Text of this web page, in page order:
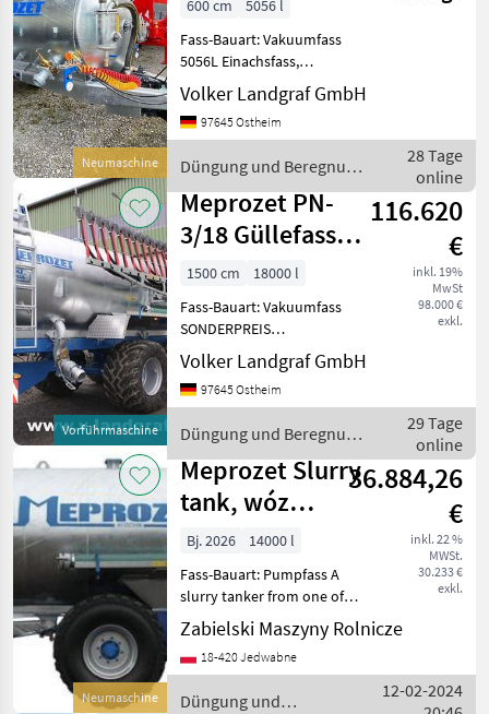
Neumaschine
600 cm
5056 l
Fass-Bauart: Vakuumfass
5056L Einachsfass,
feuerverzinkter
Stahlbehälter,
Innenverstärkungsringe,
Hintermannloch Ø 600mm,
Kunststoff Kotflüg
Volker Landgraf GmbH
97645 Ostheim
Düngung und Beregnung
/ Meprozet
28 Tage
online
Vorführmaschine
Meprozet PN-
3/18 Güllefass
18000 l +
Vogelsang Black
Bird
116.620
€
inkl. 19%
MwSt
98.000 €
exkl.
1500 cm
18000 l
Fass-Bauart: Vakuumfass
SONDERPREIS
VORFÜHRMASCHINE Version
MAXI 2Plus 18.000L
feuerverzinkter
zweiachsig, gefedert mit
hinterer Lenkachse Lif
Volker Landgraf GmbH
97645 Ostheim
Düngung und Beregnung
/ Meprozet
29 Tage
online
Neumaschine
Meprozet Slurry
tank, wóz
asenizacyjny,
14.000 liters, NE
36.884,26
€
inkl. 22 %
MWSt.
30.233 €
exkl.
Bj. 2026
14000 l
Fass-Bauart: Pumpfass A
slurry tanker from one of
the best Polish producers:
MEPROZET Specification: -
Capacity 14, 000 liters - MEC
11000)
Zabielski Maszyny Rolnicze
18-420 Jedwabne
Düngung und
12-02-2024